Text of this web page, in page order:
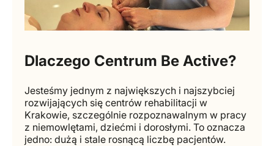
Dlaczego Centrum Be Active?
Jesteśmy jednym z największych i najszybciej
rozwijających się centrów rehabilitacji w
Krakowie, szczególnie rozpoznawalnym w pracy
z niemowlętami, dziećmi i dorosłymi. To oznacza
jedno: dużą i stale rosnącą liczbę pacjentów.